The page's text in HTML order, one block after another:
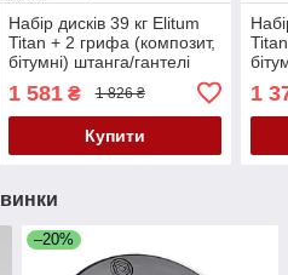
Набір дисків 39 кг Elitum
Titan + 2 грифа (композит,
бітумні) штанга/гантелі
1 581₴ 1 826 ₴
Купити
1
–20%